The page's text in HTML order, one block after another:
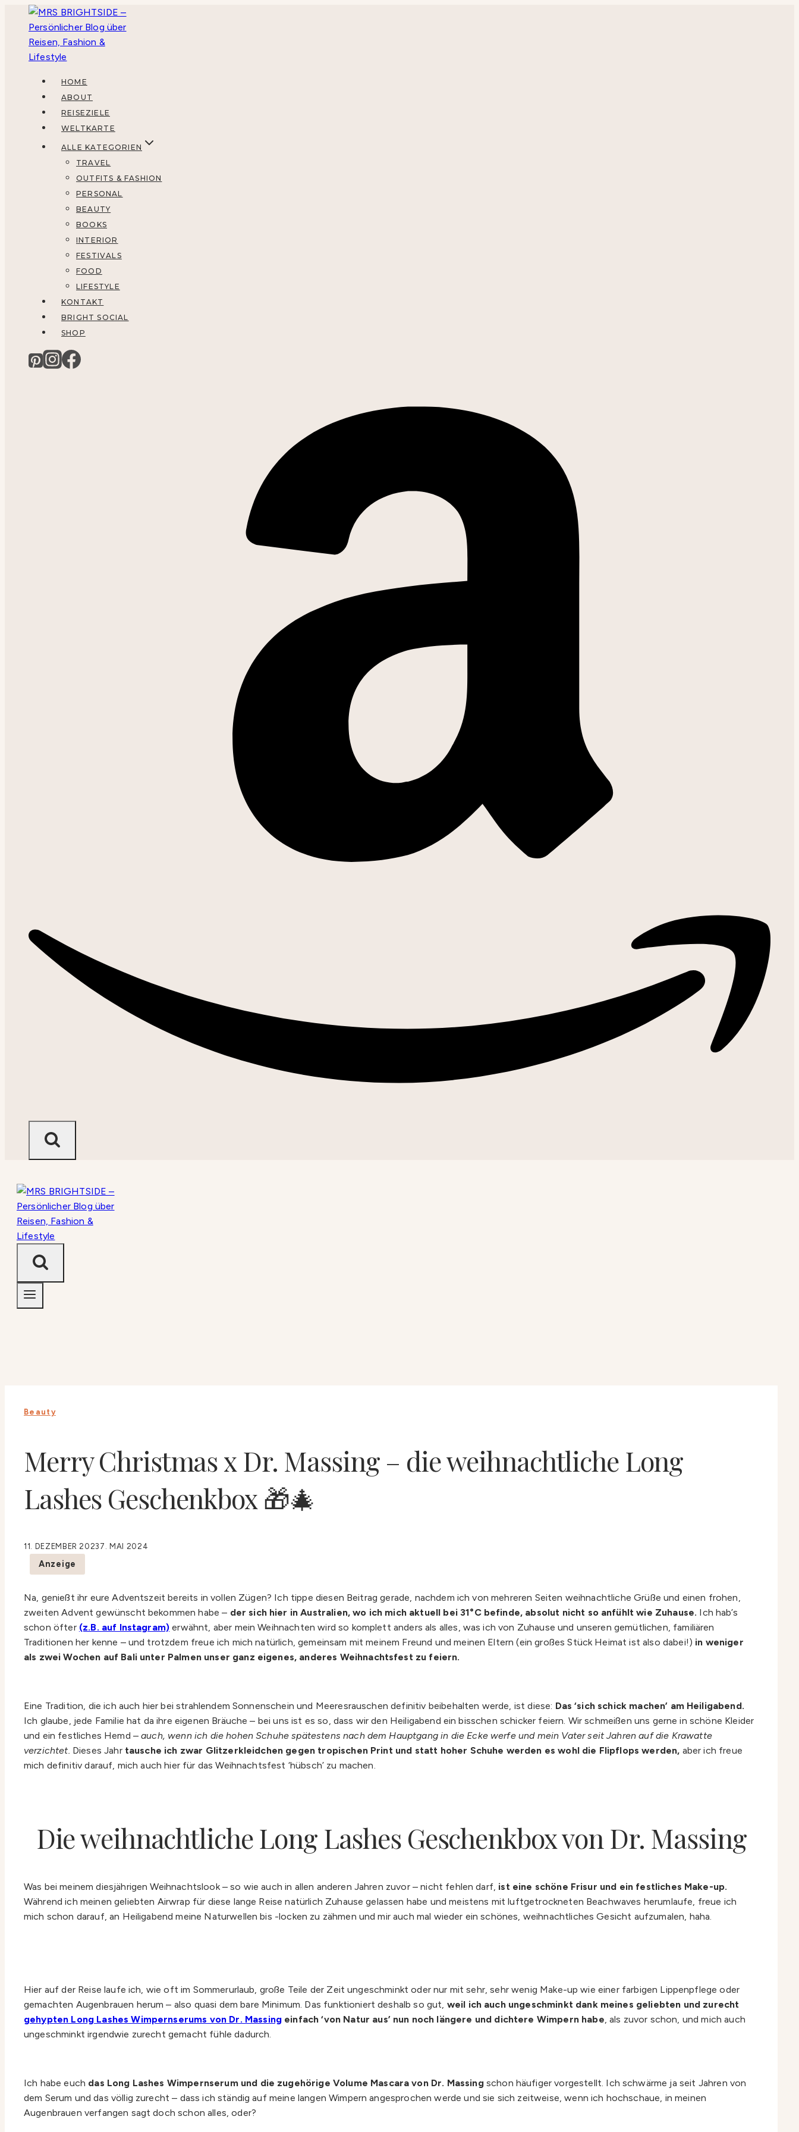
springen
HOME
ABOUT
REISEZIELE
WELTKARTE
ALLE KATEGORIEN
TRAVEL
OUTFITS & FASHION
PERSONAL
BEAUTY
BOOKS
INTERIOR
FESTIVALS
FOOD
LIFESTYLE
KONTAKT
BRIGHT SOCIAL
SHOP
Beauty
Merry Christmas x Dr. Massing – die weihnachtliche Long
Lashes Geschenkbox 🎁🎄
11. DEZEMBER 2023 7. MAI 2024
Anzeige
Na, genießt ihr eure Adventszeit bereits in vollen Zügen? Ich tippe diesen Beitrag gerade, nachdem ich von mehreren Seiten weihnachtliche Grüße und einen frohen,
zweiten Advent gewünscht bekommen habe – der sich hier in Australien, wo ich mich aktuell bei 31°C befinde, absolut nicht so anfühlt wie Zuhause. Ich hab’s
schon öfter (z.B. auf Instagram) erwähnt, aber mein Weihnachten wird so komplett anders als alles, was ich von Zuhause und unseren gemütlichen, familiären
Traditionen her kenne – und trotzdem freue ich mich natürlich, gemeinsam mit meinem Freund und meinen Eltern (ein großes Stück Heimat ist also dabei!) in weniger
als zwei Wochen auf Bali unter Palmen unser ganz eigenes, anderes Weihnachtsfest zu feiern.
Eine Tradition, die ich auch hier bei strahlendem Sonnenschein und Meeresrauschen definitiv beibehalten werde, ist diese: Das ‘sich schick machen’ am Heiligabend.
Ich glaube, jede Familie hat da ihre eigenen Bräuche – bei uns ist es so, dass wir den Heiligabend ein bisschen schicker feiern. Wir schmeißen uns gerne in schöne Kleider
und ein festliches Hemd –auch, wenn ich die hohen Schuhe spätestens nach dem Hauptgang in die Ecke werfe und mein Vater seit Jahren auf die Krawatte
verzichtet. Dieses Jahr tausche ich zwar Glitzerkleidchen gegen tropischen Print und statt hoher Schuhe werden es wohl die Flipflops werden, aber ich freue
mich definitiv darauf, mich auch hier für das Weihnachtsfest ‘hübsch’ zu machen.
Die weihnachtliche Long Lashes Geschenkbox von Dr. Massing
Was bei meinem diesjährigen Weihnachtslook – so wie auch in allen anderen Jahren zuvor – nicht fehlen darf, ist eine schöne Frisur und ein festliches Make-up.
Während ich meinen geliebten Airwrap für diese lange Reise natürlich Zuhause gelassen habe und meistens mit luftgetrockneten Beachwaves herumlaufe, freue ich
mich schon darauf, an Heiligabend meine Naturwellen bis -locken zu zähmen und mir auch mal wieder ein schönes, weihnachtliches Gesicht aufzumalen, haha.
Hier auf der Reise laufe ich, wie oft im Sommerurlaub, große Teile der Zeit ungeschminkt oder nur mit sehr, sehr wenig Make-up wie einer farbigen Lippenpflege oder
gemachten Augenbrauen herum – also quasi dem bare Minimum. Das funktioniert deshalb so gut, weil ich auch ungeschminkt dank meines geliebten und zurecht
gehypten Long Lashes Wimpernserums von Dr. Massing einfach ‘von Natur aus’ nun noch längere und dichtere Wimpern habe , als zuvor schon, und mich auch
ungeschminkt irgendwie zurecht gemacht fühle dadurch.
Ich habe euch das Long Lashes Wimpernserum und die zugehörige Volume Mascara von Dr. Massingschon häufiger vorgestellt. Ich schwärme ja seit Jahren von
dem Serum und das völlig zurecht – dass ich ständig auf meine langen Wimpern angesprochen werde und sie sich zeitweise, wenn ich hochschaue, in meinen
Augenbrauen verfangen sagt doch schon alles, oder?